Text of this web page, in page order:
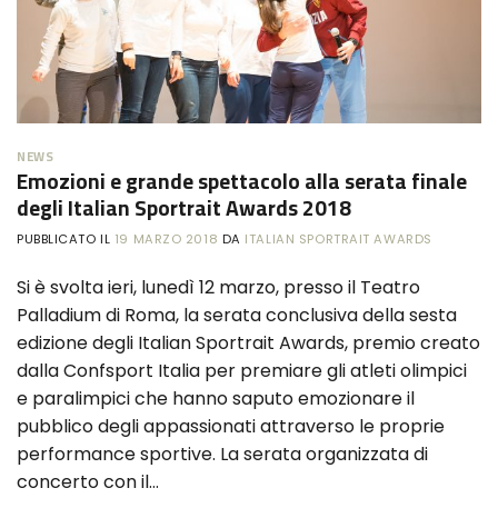
NEWS
Emozioni e grande spettacolo alla serata finale
degli Italian Sportrait Awards 2018
PUBBLICATO IL 19 MARZO 2018 DA ITALIAN SPORTRAIT AWARDS
Si è svolta ieri, lunedì 12 marzo, presso il Teatro
Palladium di Roma, la serata conclusiva della sesta
edizione degli Italian Sportrait Awards, premio creato
dalla Confsport Italia per premiare gli atleti olimpici
e paralimpici che hanno saputo emozionare il
pubblico degli appassionati attraverso le proprie
performance sportive. La serata organizzata di
concerto con il…